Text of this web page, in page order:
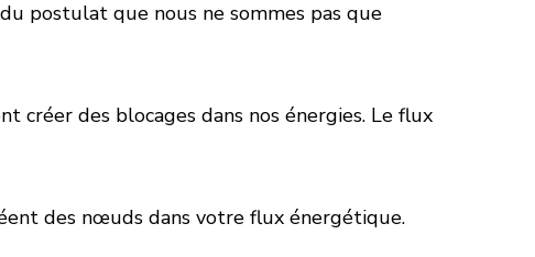
postulat que nous ne sommes pas que
créer des blocages dans nos énergies. Le flux
des nœuds dans votre flux énergétique.